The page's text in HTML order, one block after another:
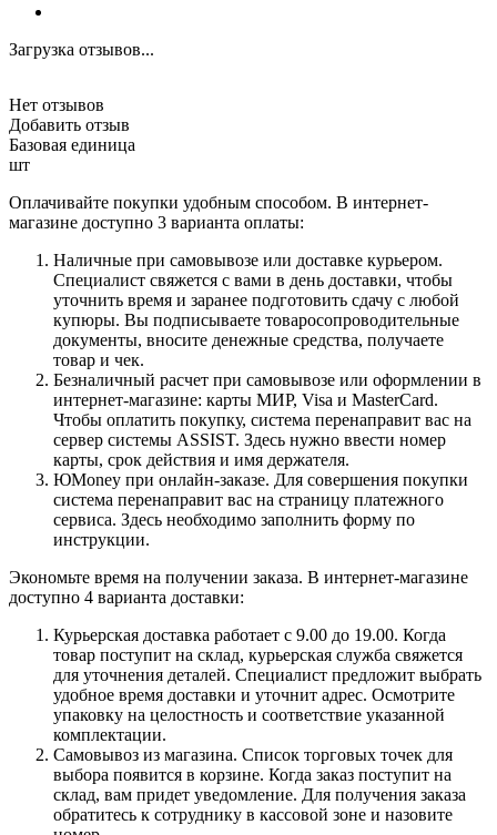
Загрузка отзывов...
Нет отзывов
Добавить отзыв
Базовая единица
шт
Оплачивайте покупки удобным способом. В интернет-
магазине доступно 3 варианта оплаты:
Наличные при самовывозе или доставке курьером.
Специалист свяжется с вами в день доставки, чтобы
уточнить время и заранее подготовить сдачу с любой
купюры. Вы подписываете товаросопроводительные
документы, вносите денежные средства, получаете
товар и чек.
Безналичный расчет при самовывозе или оформлении в
интернет-магазине: карты МИР, Visa и MasterCard.
Чтобы оплатить покупку, система перенаправит вас на
сервер системы ASSIST. Здесь нужно ввести номер
карты, срок действия и имя держателя.
ЮMoney при онлайн-заказе. Для совершения покупки
система перенаправит вас на страницу платежного
сервиса. Здесь необходимо заполнить форму по
инструкции.
Экономьте время на получении заказа. В интернет-магазине
доступно 4 варианта доставки:
Курьерская доставка работает с 9.00 до 19.00. Когда
товар поступит на склад, курьерская служба свяжется
для уточнения деталей. Специалист предложит выбрать
удобное время доставки и уточнит адрес. Осмотрите
упаковку на целостность и соответствие указанной
комплектации.
Самовывоз из магазина. Список торговых точек для
выбора появится в корзине. Когда заказ поступит на
склад, вам придет уведомление. Для получения заказа
обратитесь к сотруднику в кассовой зоне и назовите